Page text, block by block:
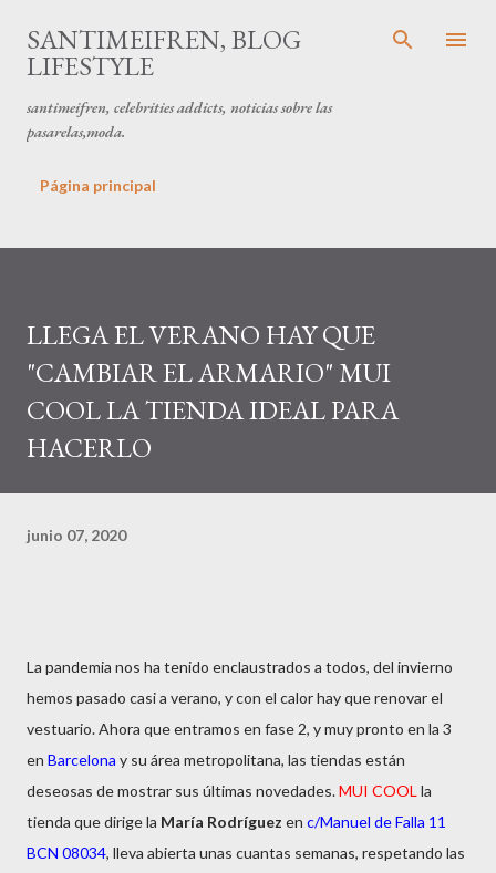
Ir al contenido principal
SANTIMEIFREN, BLOG
LIFESTYLE
santimeifren, celebrities addicts, noticias sobre las
pasarelas,moda.
Página principal
LLEGA EL VERANO HAY QUE
"CAMBIAR EL ARMARIO" MUI
COOL LA TIENDA IDEAL PARA
HACERLO
junio 07, 2020
La pandemia nos ha tenido enclaustrados a todos, del invierno
hemos pasado casi a verano, y con el calor hay que renovar el
vestuario. Ahora que entramos en fase 2, y muy pronto en la 3
en Barcelona y su área metropolitana, las tiendas están
deseosas de mostrar sus últimas novedades.MUI COOL la
tienda que dirige la María Rodríguez en c/Manuel de Falla 11
BCN 08034, lleva abierta unas cuantas semanas, respetando las